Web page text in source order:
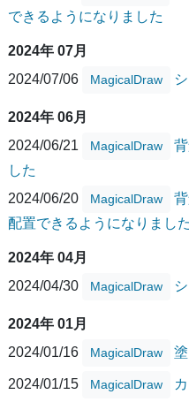
できるようになりました
2024年 07月
2024/07/06
MagicalDraw
2024年 06月
2024/06/21
MagicalDraw
した
2024/06/20
MagicalDraw
配置できるようになりました
2024年 04月
2024/04/30
MagicalDraw
2024年 01月
2024/01/16
MagicalDraw
2024/01/15 MagicalDraw